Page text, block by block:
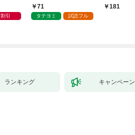
割引
71
タテヨミ 試読フル
巻181
ランキング キャンペーン